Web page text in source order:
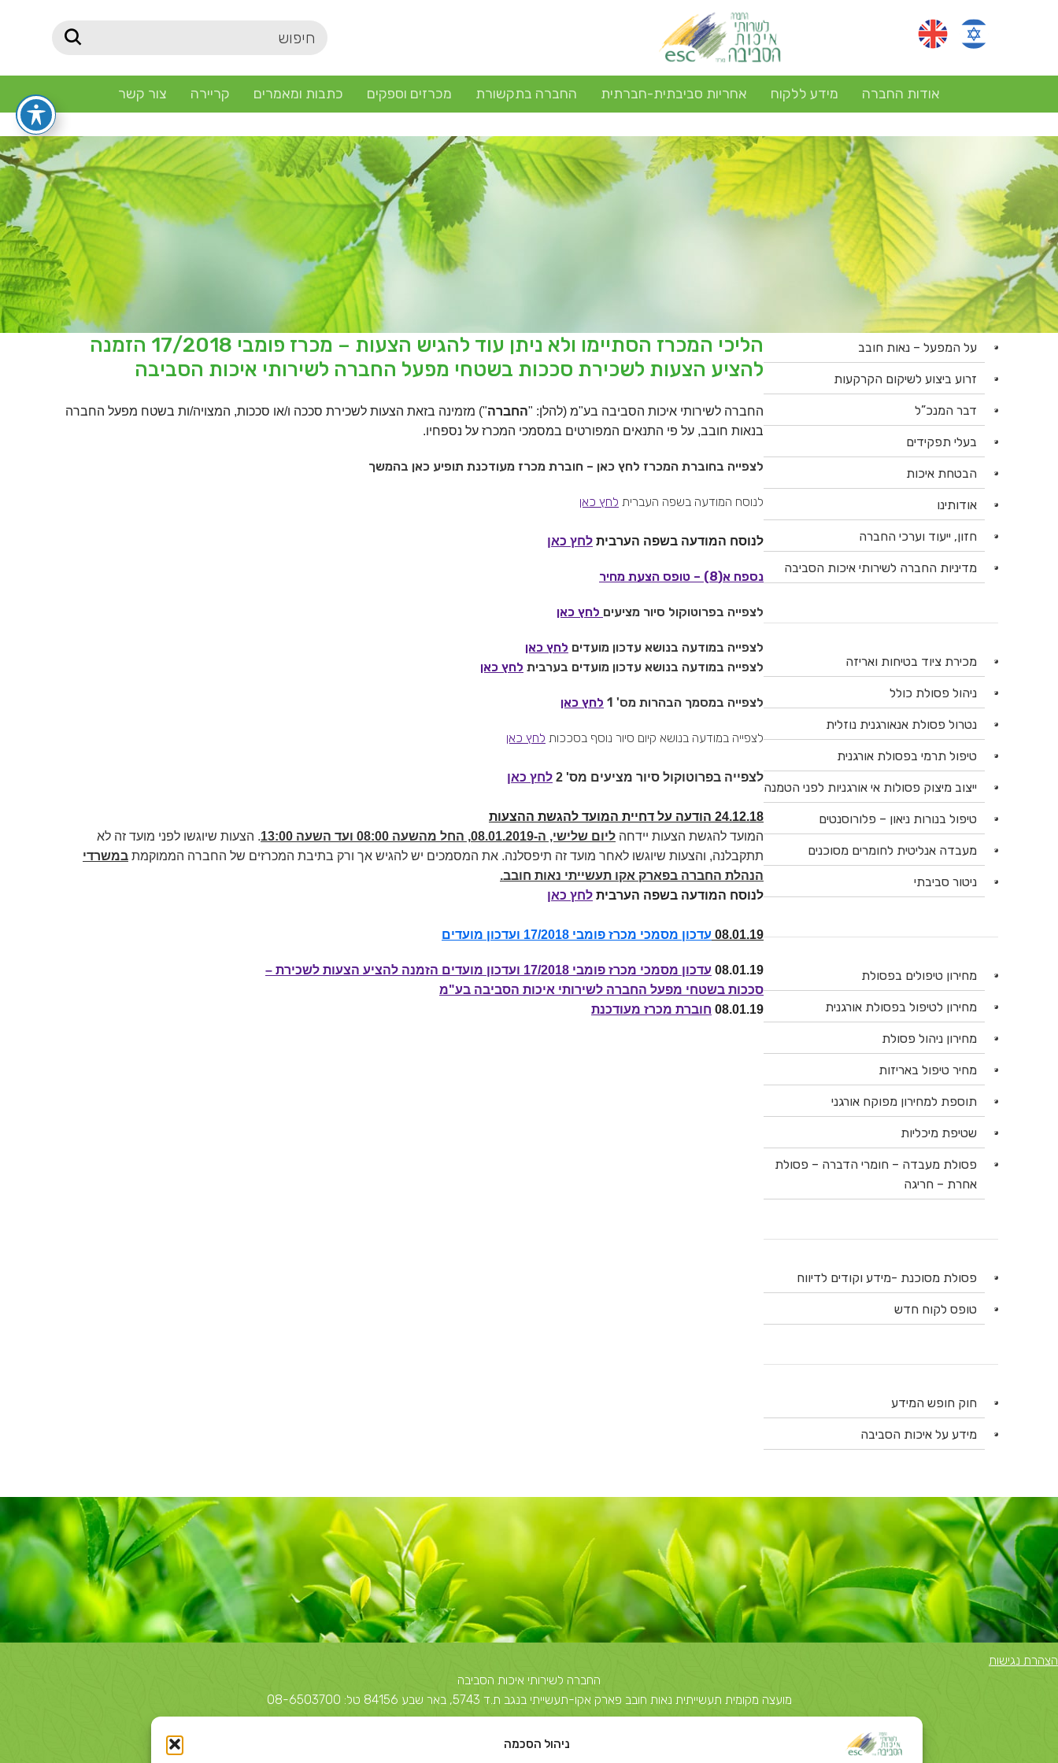
ניהול הסכמה
אודות החברה מידע ללקוח אחריות סביבתית-חברתית החברה בתקשורת מכרזים וספקים כתבות ומאמרים קריירה צור קשר
הליכי המכרז הסתיימו ולא ניתן עוד להגיש הצעות – מכרז פומבי 17/2018 הזמנה
להציע הצעות לשכירת סככות בשטחי מפעל החברה לשירותי איכות הסביבה
החברה לשירותי איכות הסביבה בע"מ (להלן: "החברה") מזמינה בזאת הצעות לשכירת סככה ו/או סככות, המצויה/ות בשטח מפעל החברה
בנאות חובב, על פי התנאים המפורטים במסמכי המכרז על נספחיו.
לצפייה בחוברת המכרז לחץ כאן – חוברת מכרז מעודכנת תופיע כאן בהמשך
לנוסח המודעה בשפה העברית לחץ כאן
לנוסח המודעה בשפה הערבית לחץ כאן
נספח א(8) – טופס הצעת מחיר
לצפייה בפרוטוקול סיור מציעים לחץ כאן
לצפייה במודעה בנושא עדכון מועדים לחץ כאן
לצפייה במודעה בנושא עדכון מועדים בערבית לחץ כאן
לצפייה במסמך הבהרות מס' 1 לחץ כאן
לצפייה במודעה בנושא קיום סיור נוסף בסככות לחץ כאן
לצפייה בפרוטוקול סיור מציעים מס' 2 לחץ כאן
24.12.18 הודעה על דחיית המועד להגשת ההצעות
המועד להגשת הצעות יידחה ליום שלישי, ה-08.01.2019, החל מהשעה 08:00 ועד השעה 13:00
. הצעות שיוגשו לפני מועד זה לא
תתקבלנה, והצעות שיוגשו לאחר מועד זה תיפסלנה. את המסמכים יש להגיש אך ורק בתיבת המכרזים של החברה הממוקמת במשרדי
הנהלת החברה בפארק אקו תעשייתי נאות חובב.
לנוסח המודעה בשפה הערבית לחץ כאן
08.01.19 עדכון מסמכי מכרז פומבי 17/2018 ועדכון מועדים
08.01.19 עדכון מסמכי מכרז פומבי 17/2018 ועדכון מועדים הזמנה להציע הצעות לשכירת –
סככות בשטחי מפעל החברה לשירותי איכות הסביבה בע"מ
08.01.19 חוברת מכרז מעודכנת
על המפעל – נאות חובב
זרוע ביצוע לשיקום הקרקעות
דבר המנכ”ל
בעלי תפקידים
הבטחת איכות
אודותינו
חזון, ייעוד וערכי החברה
מדיניות החברה לשירותי איכות הסביבה
מכירת ציוד בטיחות ואריזה
ניהול פסולת כולל
נטרול פסולת אנאורגנית נוזלית
טיפול תרמי בפסולת אורגנית
ייצוב מיצוק פסולות אי אורגניות לפני הטמנה
טיפול בנורות ניאון – פלורוסנטים
מעבדה אנליטית לחומרים מסוכנים
ניטור סביבתי
מחירון טיפולים בפסולת
מחירון לטיפול בפסולת אורגנית
מחירון ניהול פסולת
מחיר טיפול באריזות
תוספת למחירון מפוקח אורגני
שטיפת מיכליות
פסולת מעבדה – חומרי הדברה – פסולת
אחרת – חריגה
פסולת מסוכנת -מידע וקודים לדיווח
טופס לקוח חדש
חוק חופש המידע
מידע על איכות הסביבה
הצהרת נגישות
החברה לשירותי איכות הסביבה
מועצה מקומית תעשייתית נאות חובב פארק אקו-תעשייתי בנגב ת.ד 5743, באר שבע 84156 טל: 08-6503700